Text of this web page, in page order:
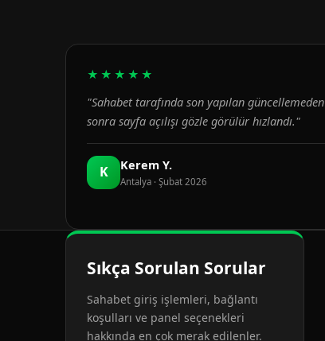
★★★★★
"Sahabet tarafında son yapılan güncellemeden
sonra sayfa açılışı gözle görülür hızlandı."
K Kerem Y.
Antalya · Şubat 2026
Sıkça Sorulan Sorular
Sahabet giriş işlemleri, bağlantı
koşulları ve panel seçenekleri
hakkında en çok merak edilenler.